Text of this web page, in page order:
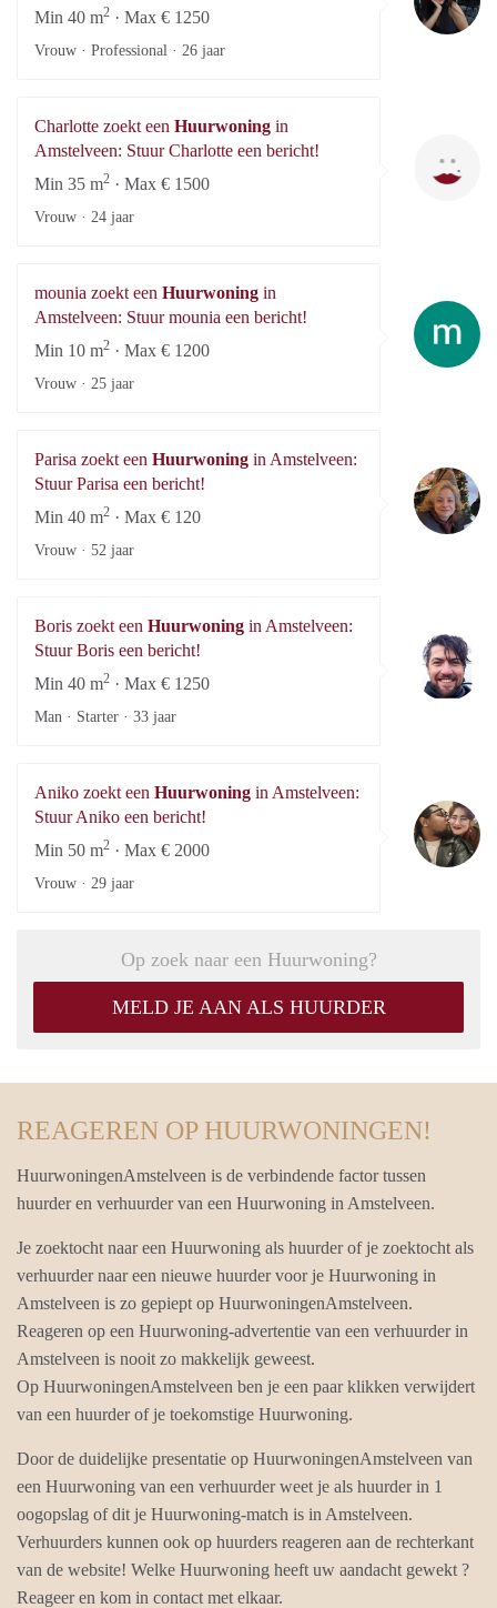
Min 40 m2 · Max € 1250
Vrouw · Professional · 26 jaar
Charlotte zoekt een Huurwoning in
Amstelveen: Stuur Charlotte een bericht!
Min 35 m2 · Max € 1500
Vrouw · 24 jaar
mounia zoekt een Huurwoning in
Amstelveen: Stuur mounia een bericht!
Min 10 m2 · Max € 1200
Vrouw · 25 jaar
Parisa zoekt een Huurwoning in Amstelveen:
Stuur Parisa een bericht!
Min 40 m2 · Max € 120
Vrouw · 52 jaar
Boris zoekt een Huurwoning in Amstelveen:
Stuur Boris een bericht!
Min 40 m2 · Max € 1250
Man · Starter · 33 jaar
Aniko zoekt een Huurwoning in Amstelveen:
Stuur Aniko een bericht!
Min 50 m2 · Max € 2000
Vrouw · 29 jaar
Op zoek naar een Huurwoning?
MELD JE AAN ALS HUURDER
REAGEREN OP HUURWONINGEN!
HuurwoningenAmstelveen is de verbindende factor tussen
huurder en verhuurder van een Huurwoning in Amstelveen.
Je zoektocht naar een Huurwoning als huurder of je zoektocht als
verhuurder naar een nieuwe huurder voor je Huurwoning in
Amstelveen is zo gepiept op HuurwoningenAmstelveen.
Reageren op een Huurwoning-advertentie van een verhuurder in
Amstelveen is nooit zo makkelijk geweest.
Op HuurwoningenAmstelveen ben je een paar klikken verwijdert
van een huurder of je toekomstige Huurwoning.
Door de duidelijke presentatie op HuurwoningenAmstelveen van
een Huurwoning van een verhuurder weet je als huurder in 1
oogopslag of dit je Huurwoning-match is in Amstelveen.
Verhuurders kunnen ook op huurders reageren aan de rechterkant
van de website! Welke Huurwoning heeft uw aandacht gewekt ?
Reageer en kom in contact met elkaar.